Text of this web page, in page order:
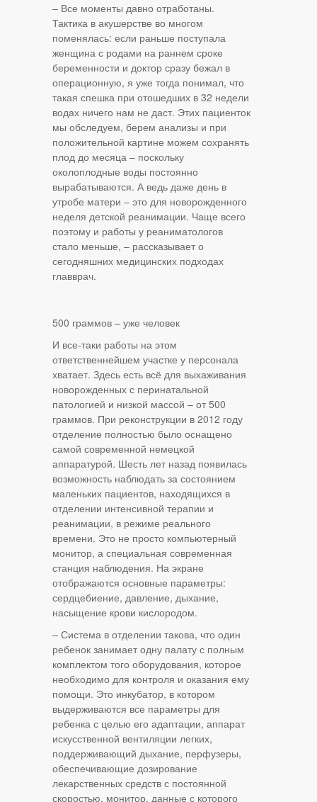
– Все моменты давно отработаны.
Тактика в акушерстве во многом
поменялась: если раньше поступала
женщина с родами на раннем сроке
беременности и доктор сразу бежал в
операционную, я уже тогда понимал, что
такая спешка при отошедших в 32 недели
водах ничего нам не даст. Этих пациенток
мы обследуем, берем анализы и при
положительной картине можем сохранять
плод до месяца – поскольку
околоплодные воды постоянно
вырабатываются. А ведь даже день в
утробе матери – это для новорожденного
неделя детской реанимации. Чаще всего
поэтому и работы у реаниматологов
стало меньше, – рассказывает о
сегодняшних медицинских подходах
главврач.
500 граммов – уже человек
И все-таки работы на этом
ответственнейшем участке у персонала
хватает. Здесь есть всё для выхаживания
новорожденных с перинатальной
патологией и низкой массой – от 500
граммов. При реконструкции в 2012 году
отделение полностью было оснащено
самой современной немецкой
аппаратурой. Шесть лет назад появилась
возможность наблюдать за состоянием
маленьких пациентов, находящихся в
отделении интенсивной терапии и
реанимации, в режиме реального
времени. Это не просто компьютерный
монитор, а специальная современная
станция наблюдения. На экране
отображаются основные параметры:
сердцебиение, давление, дыхание,
насыщение крови кислородом.
– Система в отделении такова, что один
ребенок занимает одну палату с полным
комплектом того оборудования, которое
необходимо для контроля и оказания ему
помощи. Это инкубатор, в котором
выдерживаются все параметры для
ребенка с целью его адаптации, аппарат
искусственной вентиляции легких,
поддерживающий дыхание, перфузеры,
обеспечивающие дозирование
лекарственных средств с постоянной
скоростью, монитор, данные с которого